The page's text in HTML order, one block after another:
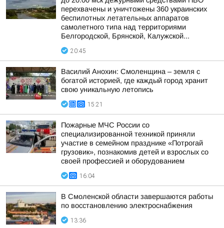
перехвачены и уничтожены 360 украинских
беспилотных летательных аппаратов
самолетного типа над территориями
Белгородской, Брянской, Калужской...
20:45
Василий Анохин: Смоленщина – земля с
богатой историей, где каждый город хранит
свою уникальную летопись
15:21
Пожарные МЧС России со
специализированной техникой приняли
участие в семейном празднике «Потрогай
грузовик», познакомив детей и взрослых со
своей профессией и оборудованием
16:04
В Смоленской области завершаются работы
по восстановлению электроснабжения
13:36